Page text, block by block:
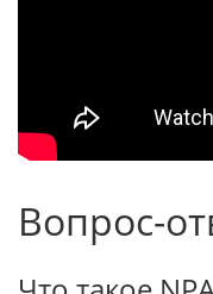
Вопрос-